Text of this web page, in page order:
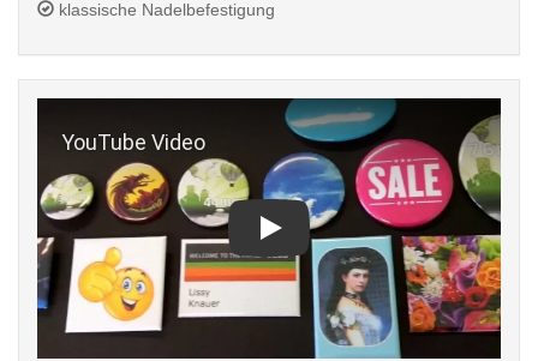
klassische Nadelbefestigung